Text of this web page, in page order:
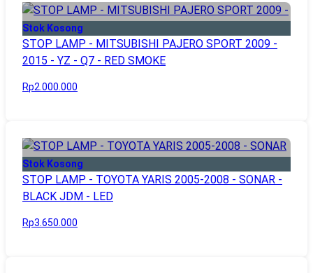
Stok Kosong
STOP LAMP - MITSUBISHI PAJERO SPORT 2009 -
2015 - YZ - Q7 - RED SMOKE
Rp2.000.000
Stok Kosong
STOP LAMP - TOYOTA YARIS 2005-2008 - SONAR -
BLACK JDM - LED
Rp3.650.000